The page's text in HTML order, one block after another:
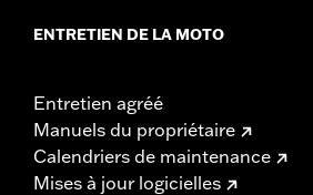
ENTRETIEN DE LA MOTO
Entretien agréé
Manuels du propriétaire
Calendriers de maintenance
Mises à jour logicielles